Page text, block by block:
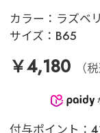
カラー： ラズベ
サイズ： B65
￥4,180 （
付与ポイント：